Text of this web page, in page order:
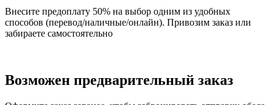
Внесите предоплату 50% на выбор одним из удобных
способов (перевод/наличные/онлайн). Привозим заказ или
забираете самостоятельно
Возможен предварительный заказ